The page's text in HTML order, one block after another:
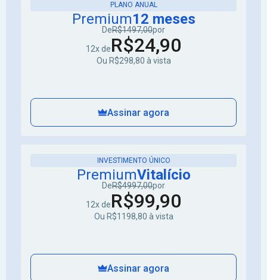
PLANO ANUAL
Premium12 meses
DeR$1497,00por
12x deR$24,90
Ou R$298,80 à vista
Assinar agora
INVESTIMENTO ÚNICO
PremiumVitalício
DeR$4997,00por
12x deR$99,90
Ou R$1198,80 à vista
Assinar agora